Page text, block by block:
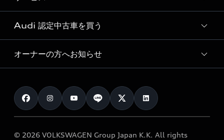
見積り依頼
試乗予約
e-tronラインアップ
価格シミュレーション
車両比較
カタログ一覧
オンラインショップ
Audi collection
アウディナビアプリ
サービス入庫予約
サービスプログラム
メンテナンス
車検 / 定期点検
e-tronアフターサポート
Audi 認定中古車を買う
Audi認定中古車
クオリティ
保証
メンテナンス
オーナーの方へお知らせ
お知らせ
オーナー様向けキャンペーン
© 2026 VOLKSWAGEN Group Japan K.K. All rights